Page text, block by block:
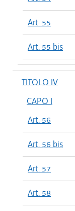
Art. 55
Art. 55 bis
TITOLO IV
CAPO I
Art. 56
Art. 56 bis
Art. 57
Art. 58